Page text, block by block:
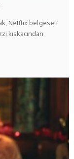
Netflix belgeseli
kıskacından